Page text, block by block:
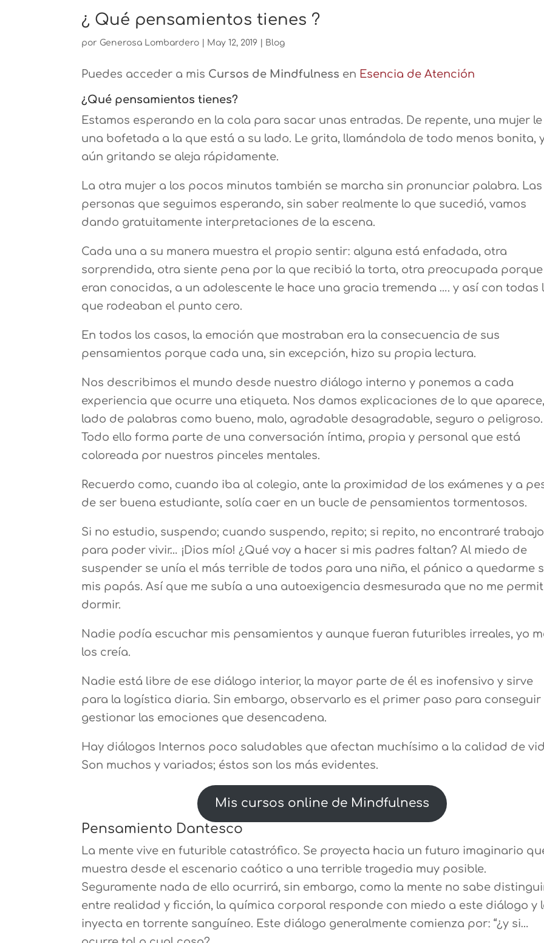
¿ Qué pensamientos tienes ?
por Generosa Lombardero May 12, 2019 Blog
Puedes acceder a mis Cursos de Mindfulness en Esencia de Atención
¿Qué pensamientos tienes?
Estamos esperando en la cola para sacar unas entradas. De repente, una mujer
una bofetada a la que está a su lado. Le grita, llamándola de todo menos bonita,
aún gritando se aleja rápidamente.
La otra mujer a los pocos minutos también se marcha sin pronunciar palabra. Las
personas que seguimos esperando, sin saber realmente lo que sucedió, vamos
dando gratuitamente interpretaciones de la escena.
Cada una a su manera muestra el propio sentir: alguna está enfadada, otra
sorprendida, otra siente pena por la que recibió la torta, otra preocupada porque
eran conocidas, a un adolescente le hace una gracia tremenda …. y así con todas
que rodeaban el punto cero.
En todos los casos, la emoción que mostraban era la consecuencia de sus
pensamientos porque cada una, sin excepción, hizo su propia lectura.
Nos describimos el mundo desde nuestro diálogo interno y ponemos a cada
experiencia que ocurre una etiqueta. Nos damos explicaciones de lo que
lado de palabras como bueno, malo, agradable desagradable, seguro o peligroso.
Todo ello forma parte de una conversación íntima, propia y personal que está
coloreada por nuestros pinceles mentales.
Recuerdo como, cuando iba al colegio, ante la proximidad de los exámenes y a
de ser buena estudiante, solía caer en un bucle de pensamientos tormentosos.
Si no estudio, suspendo; cuando suspendo, repito; si repito, no encontraré trabajo
para poder vivir… ¡Dios mío! ¿Qué voy a hacer si mis padres faltan? Al miedo de
suspender se unía el más terrible de todos para una niña, el pánico a quedarme
mis papás. Así que me subía a una autoexigencia desmesurada que no me
dormir.
Nadie podía escuchar mis pensamientos y aunque fueran futuribles irreales, yo
los creía.
Nadie está libre de ese diálogo interior, la mayor parte de él es inofensivo y sirve
para la logística diaria. Sin embargo, observarlo es el primer paso para conseguir
gestionar las emociones que desencadena.
Hay diálogos Internos poco saludables que afectan muchísimo a la calidad de
Son muchos y variados; éstos son los más evidentes.
Mis cursos online de Mindfulness
Pensamiento Dantesco
La mente vive en futurible catastrófico. Se proyecta hacia un futuro imaginario
muestra desde el escenario caótico a una terrible tragedia muy posible.
Seguramente nada de ello ocurrirá, sin embargo, como la mente no sabe
entre realidad y ficción, la química corporal responde con miedo a este diálogo y
inyecta en torrente sanguíneo. Este diálogo generalmente comienza por: “¿y si…